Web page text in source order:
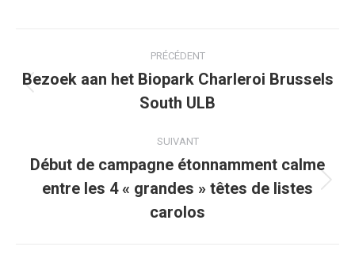
article
PRÉCÉDENT
précédent
Bezoek aan het Biopark Charleroi Brussels
South ULB
SUIVANT
Article
suivant
Début de campagne étonnamment calme
entre les 4 « grandes » têtes de listes
carolos